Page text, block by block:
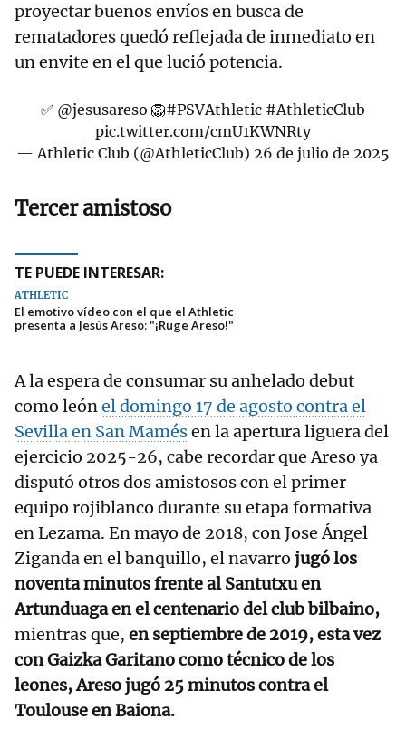
proyectar buenos envíos en busca de
rematadores quedó reflejada de inmediato en
un envite en el que lució potencia.
✅ @jesusareso 🦁#PSVAthletic #AthleticClub
pic.twitter.com/cmU1KWNRty
— Athletic Club (@AthleticClub) 26 de julio de 2025
Tercer amistoso
TE PUEDE INTERESAR:
ATHLETIC
El emotivo vídeo con el que el Athletic
presenta a Jesús Areso: "¡Ruge Areso!"
A la espera de consumar su anhelado debut
como leónel domingo 17 de agosto contra el
Sevilla en San Mamésen la apertura liguera del
ejercicio 2025-26, cabe recordar que Areso ya
disputó otros dos amistosos con el primer
equipo rojiblanco durante su etapa formativa
en Lezama. En mayo de 2018, con Jose Ángel
Ziganda en el banquillo, el navarro jugó los
noventa minutos frente al Santutxu en
Artunduaga en el centenario del club bilbaino,
mientras que, en septiembre de 2019, esta vez
con Gaizka Garitano como técnico de los
leones, Areso jugó 25 minutos contra el
Toulouse en Baiona.